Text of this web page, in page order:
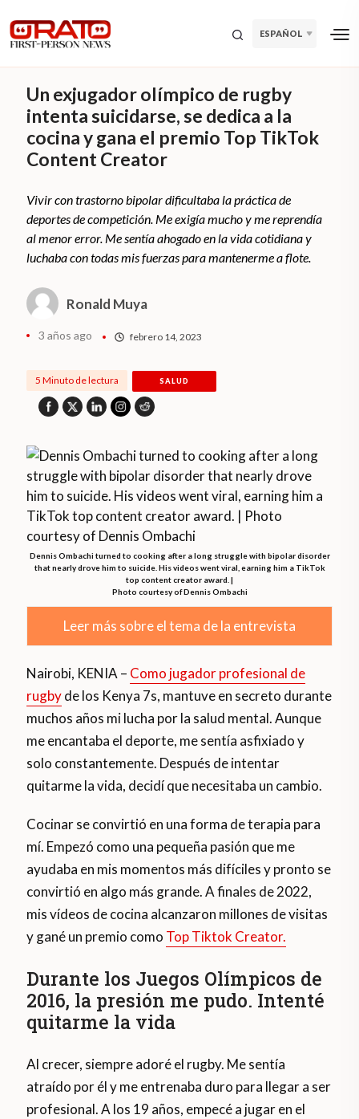
ESPAÑOL
Un exjugador olímpico de rugby
intenta suicidarse, se dedica a la
cocina y gana el premio Top TikTok
Content Creator
Vivir con trastorno bipolar dificultaba la práctica de
deportes de competición. Me exigía mucho y me reprendía
al menor error. Me sentía ahogado en la vida cotidiana y
luchaba con todas mis fuerzas para mantenerme a flote.
Ronald Muya
3 años ago febrero 14, 2023
5 Minuto de lectura SALUD
Dennis Ombachi turned to cooking after a long struggle with bipolar disorder
that nearly drove him to suicide. His videos went viral, earning him a TikTok
top content creator award. |
Photo courtesy of Dennis Ombachi
Leer más sobre el tema de la entrevista
Nairobi, KENIA – Como jugador profesional de
rugbyde los Kenya 7s, mantuve en secreto durante
muchos años mi lucha por la salud mental. Aunque
me encantaba el deporte, me sentía asfixiado y
solo constantemente. Después de intentar
quitarme la vida, decidí que necesitaba un cambio.
Cocinar se convirtió en una forma de terapia para
mí. Empezó como una pequeña pasión que me
ayudaba en mis momentos más difíciles y pronto se
convirtió en algo más grande. A finales de 2022,
mis vídeos de cocina alcanzaron millones de visitas
y gané un premio como Top Tiktok Creator.
Durante los Juegos Olímpicos de
2016, la presión me pudo. Intenté
quitarme la vida
Al crecer, siempre adoré el rugby. Me sentía
atraído por él y me entrenaba duro para llegar a ser
profesional. A los 19 años, empecé a jugar en el